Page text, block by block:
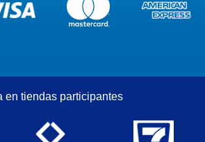
en tiendas participantes